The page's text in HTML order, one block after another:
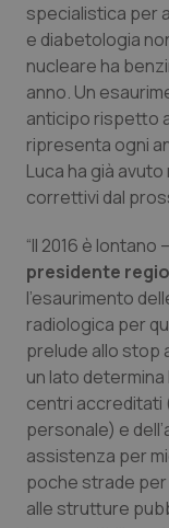
Lombardia
Marche
Molise
Piemonte
Provincia
Provincia
Puglia
Sardegna
Sicilia
Dolore
Donna &
Epatiti
HIV
Infezioni &
Malattie
Malattia di
specialistica per
e diabetologia
nucleare ha
anno. Un
anticipo rispetto
ripresenta ogni
Luca ha già
correttivi dal
“Il 2016 è lontano
presidente
l’esaurimento
radiologica per
prelude allo stop
un lato
centri accreditati
personale) e
assistenza per
poche strade
alle strutture